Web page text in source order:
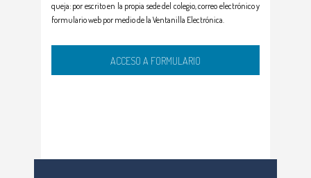
queja: por escrito en la propia sede del colegio, correo electrónico y
formulario web por medio de la Ventanilla Electrónica.
ACCESO A FORMULARIO